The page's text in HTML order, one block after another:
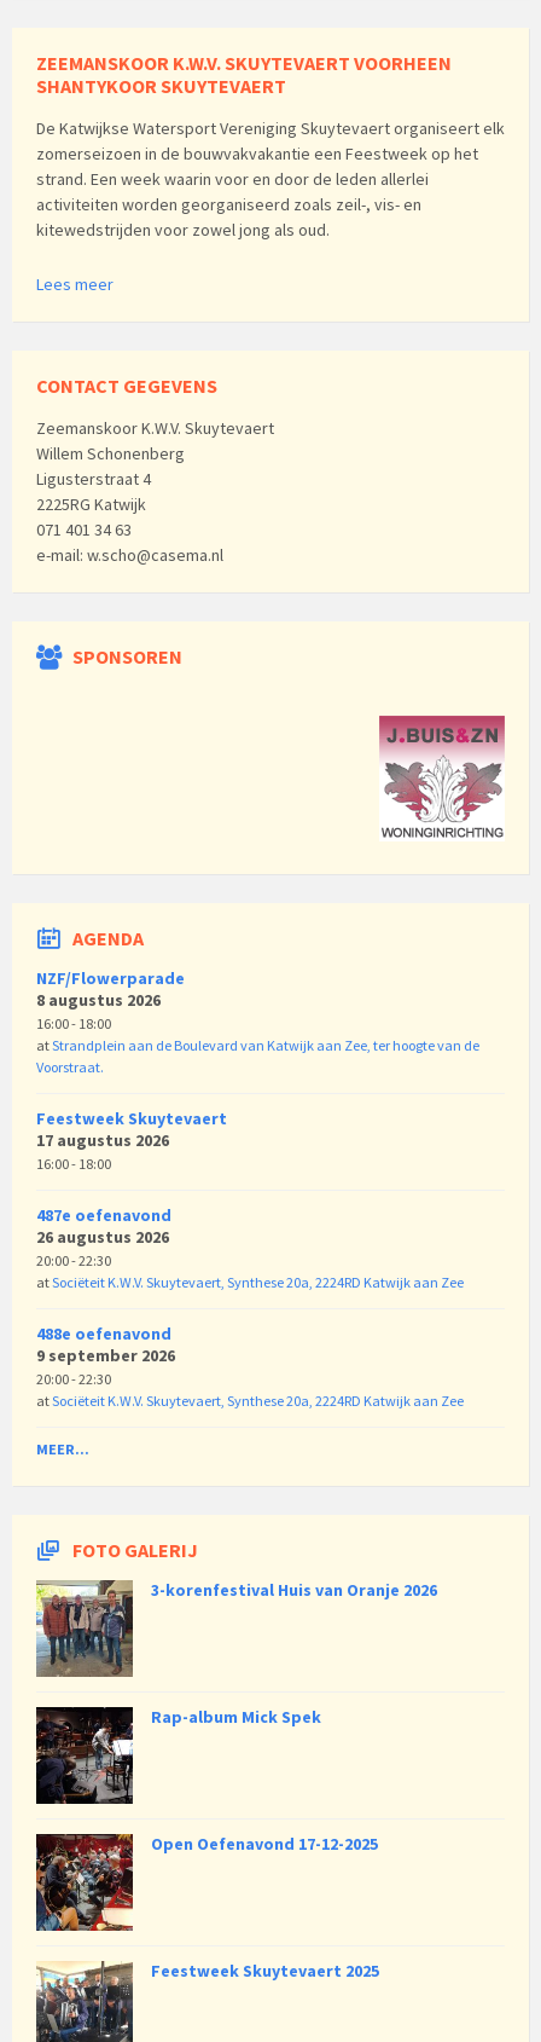
ZEEMANSKOOR K.W.V. SKUYTEVAERT VOORHEEN
SHANTYKOOR SKUYTEVAERT
De Katwijkse Watersport Vereniging Skuytevaert organiseert elk
zomerseizoen in de bouwvakvakantie een Feestweek op het
strand. Een week waarin voor en door de leden allerlei
activiteiten worden georganiseerd zoals zeil-, vis- en
kitewedstrijden voor zowel jong als oud.
Lees meer
CONTACT GEGEVENS
Zeemanskoor K.W.V. Skuytevaert
Willem Schonenberg
Ligusterstraat 4
2225RG Katwijk
071 401 34 63
e-mail: w.scho@casema.nl
SPONSOREN
AGENDA
NZF/Flowerparade
8 augustus 2026
16:00 - 18:00
atStrandplein aan de Boulevard van Katwijk aan Zee, ter hoogte van de
Voorstraat.
Feestweek Skuytevaert
17 augustus 2026
16:00 - 18:00
487e oefenavond
26 augustus 2026
20:00 - 22:30
atSociëteit K.W.V. Skuytevaert, Synthese 20a, 2224RD Katwijk aan Zee
488e oefenavond
9 september 2026
20:00 - 22:30
atSociëteit K.W.V. Skuytevaert, Synthese 20a, 2224RD Katwijk aan Zee
MEER...
FOTO GALERIJ
3-korenfestival Huis van Oranje 2026
Rap-album Mick Spek
Open Oefenavond 17-12-2025
Feestweek Skuytevaert 2025